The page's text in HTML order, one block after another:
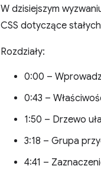
W dzisiejszym
CSS dotyczące
Rozdziały:
0:00 –
0:43 –
1:50 – Drzewo
3:18 – Grupa
4:41 –